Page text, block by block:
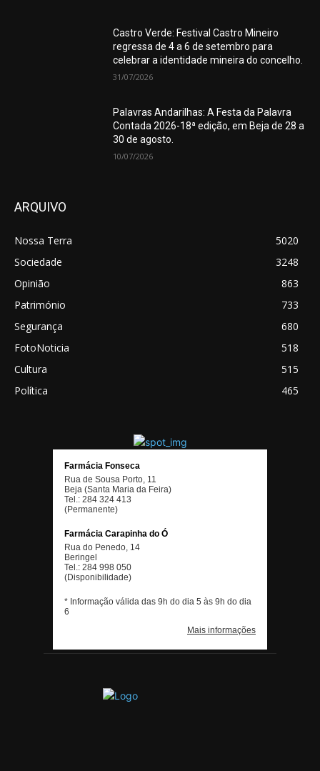
Castro Verde: Festival Castro Mineiro
regressa de 4 a 6 de setembro para
celebrar a identidade mineira do concelho.
31/07/2026
Palavras Andarilhas: A Festa da Palavra
Contada 2026-18ª edição, em Beja de 28 a
30 de agosto.
10/07/2026
ARQUIVO
Nossa Terra
5020
Sociedade
3248
Opinião
863
Património
733
Segurança
680
FotoNoticia
518
Cultura
515
Política
465